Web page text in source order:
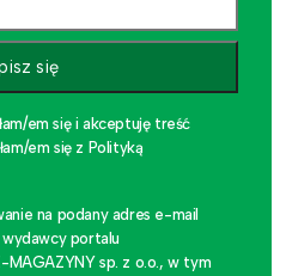
się
em się i akceptuję treść
em się z Polityką
na podany adres e-mail
portalu
MAGAZYNY sp. z o.o., w tym